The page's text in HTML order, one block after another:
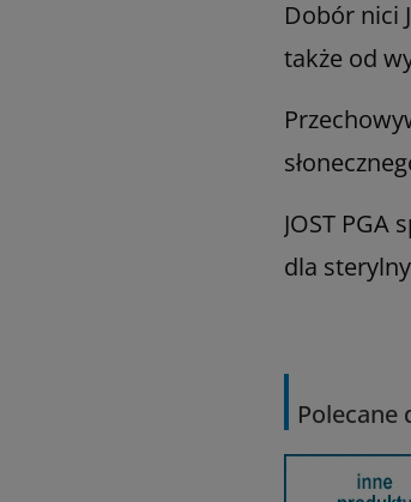
Dobór nici
także od
JOST
dla
Polecane